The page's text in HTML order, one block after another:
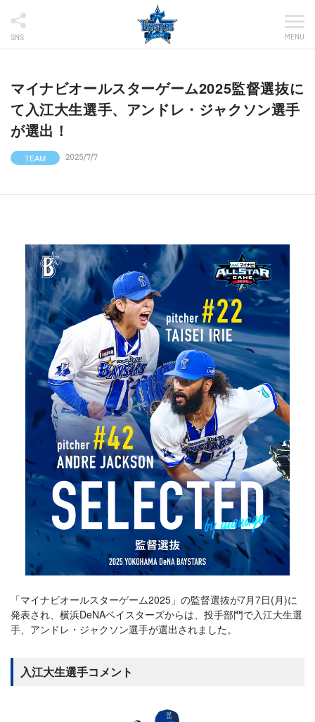
SNS MENU
マイナビオールスターゲーム2025監督選抜に
て入江大生選手、アンドレ・ジャクソン選手
が選出！
TEAM 2025/7/7
「マイナビオールスターゲーム2025」の監督選抜が7月7日(月)に
発表され、横浜DeNAベイスターズからは、投手部門で入江大生選
手、アンドレ・ジャクソン選手が選出されました。
入江大生選手コメント